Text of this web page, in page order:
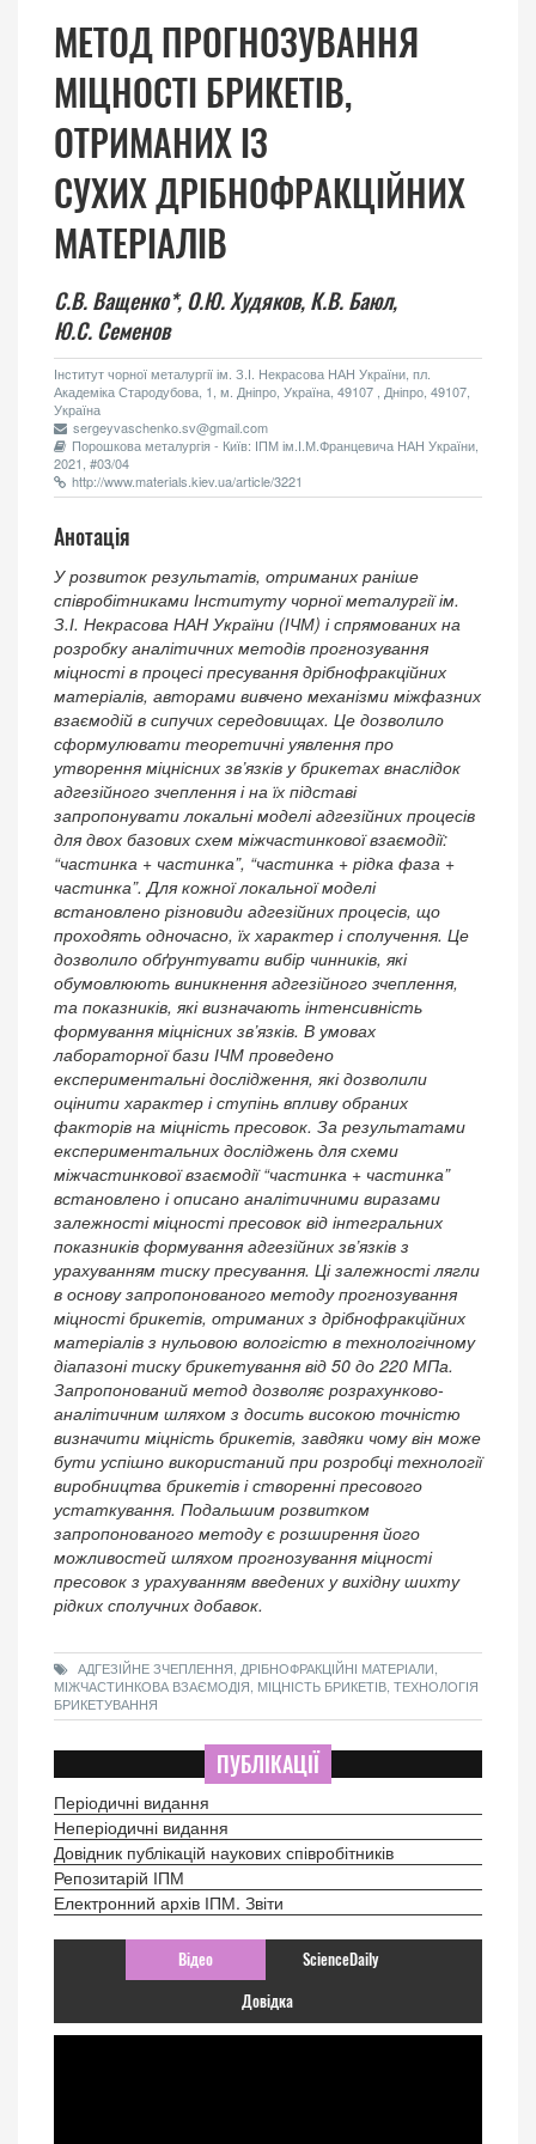
МЕТОД ПРОГНОЗУВАННЯ
МІЦНОСТІ БРИКЕТІВ,
ОТРИМАНИХ ІЗ
СУХИХ ДРІБНОФРАКЦІЙНИХ
МАТЕРІАЛІВ
С.В. Ващенко*, О.Ю. Худяков, К.В. Баюл,
Ю.С. Семенов
Інститут чорної металургії ім. З.І. Некрасова НАН України, пл.
Академіка Стародубова, 1, м. Дніпро, Україна, 49107 , Дніпро, 49107,
Україна
sergeyvaschenko.sv@gmail.com
Порошкова металургія - Київ: ІПМ ім.І.М.Францевича НАН України,
2021, #03/04
http://www.materials.kiev.ua/article/3221
Анотація
У розвиток результатів, отриманих раніше
співробітниками Інституту чорної металургії ім.
З.І. Некрасова НАН України (ІЧМ) і спрямованих на
розробку аналітичних методів прогнозування
міцності в процесі пресування дрібнофракційних
матеріалів, авторами вивчено механізми міжфазних
взаємодій в сипучих середовищах. Це дозволило
сформулювати теоретичні уявлення про
утворення міцнісних зв’язків у брикетах внаслідок
адгезійного зчеплення і на їх підставі
запропонувати локальні моделі адгезійних процесів
для двох базових схем міжчастинкової взаємодії:
“частинка + частинка”, “частинка + рідка фаза +
частинка”. Для кожної локальної моделі
встановлено різновиди адгезійних процесів, що
проходять одночасно, їх характер і сполучення. Це
дозволило обґрунтувати вибір чинників, які
обумовлюють виникнення адгезійного зчеплення,
та показників, які визначають інтенсивність
формування міцнісних зв’язків. В умовах
лабораторної бази ІЧМ проведено
експериментальні дослідження, які дозволили
оцінити характер і ступінь впливу обраних
факторів на міцність пресовок. За результатами
експериментальних досліджень для схеми
міжчастинкової взаємодії “частинка + частинка”
встановлено і описано аналітичними виразами
залежності міцності пресовок від інтегральних
показників формування адгезійних зв’язків з
урахуванням тиску пресування. Ці залежності лягли
в основу запропонованого методу прогнозування
міцності брикетів, отриманих з дрібнофракційних
матеріалів з нульовою вологістю в технологічному
діапазоні тиску брикетування від 50 до 220 МПа.
Запропонований метод дозволяє розрахунково-
аналітичним шляхом з досить високою точністю
визначити міцність брикетів, завдяки чому він може
бути успішно використаний при розробці технології
виробництва брикетів і створенні пресового
устаткування. Подальшим розвитком
запропонованого методу є розширення його
можливостей шляхом прогнозування міцності
пресовок з урахуванням введених у вихідну шихту
рідких сполучних добавок.
АДГЕЗІЙНЕ ЗЧЕПЛЕННЯ, ДРІБНОФРАКЦІЙНІ МАТЕРІАЛИ,
МІЖЧАСТИНКОВА ВЗАЄМОДІЯ, МІЦНІСТЬ БРИКЕТІВ, ТЕХНОЛОГІЯ
БРИКЕТУВАННЯ
ПУБЛІКАЦІЇ
Періодичні видання
Неперіодичні видання
Довідник публікацій наукових співробітників
Репозитарій ІПМ
Електронний архів ІПМ. Звіти
Відео ScienceDaily
Довідка